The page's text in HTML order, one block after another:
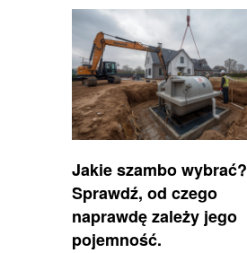
Jakie szambo wybrać?
Sprawdź, od czego
naprawdę zależy jego
pojemność.